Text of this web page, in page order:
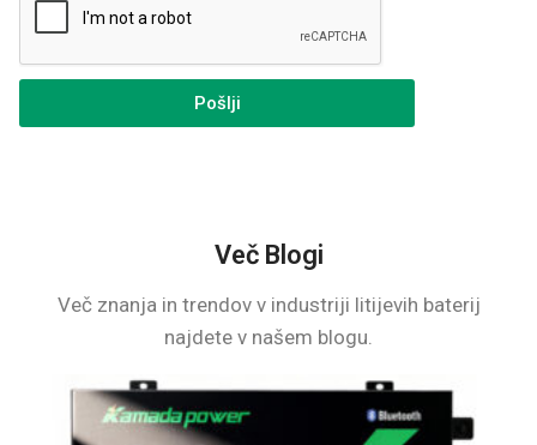
Pošlji
Več Blogi
Več znanja in trendov v industriji litijevih baterij
najdete v našem blogu.